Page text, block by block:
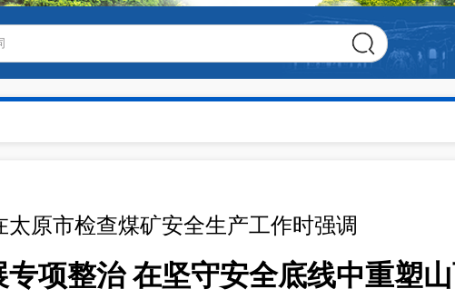
太原市检查煤矿安全生产工作时强调
项整治 在坚守安全底线中重塑